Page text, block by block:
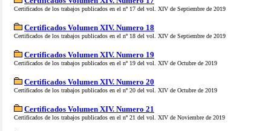
Certificados de los trabajos publicados en el nº 17 del vol. XIV de Septiembre de 2019
Certificados Volumen XIV. Numero 18
Certificados de los trabajos publicados en el nº 18 del vol. XIV de Septiembre de 2019
Certificados Volumen XIV. Numero 19
Certificados de los trabajos publicados en el nº 19 del vol. XIV de Octubre de 2019
Certificados Volumen XIV. Numero 20
Certificados de los trabajos publicados en el nº 20 del vol. XIV de Octubre de 2019
Certificados Volumen XIV. Numero 21
Certificados de los trabajos publicados en el nº 21 del vol. XIV de Noviembre de 2019